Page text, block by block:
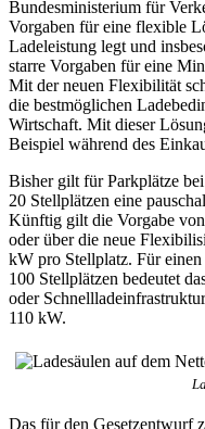
Bundesministerium für
Vorgaben für eine flexible
Ladeleistung legt und
starre Vorgaben für eine
Mit der neuen Flexibilität
die bestmöglichen
Wirtschaft. Mit dieser
Beispiel während des
Bisher gilt für Parkplätze
20 Stellplätzen eine
Künftig gilt die Vorgabe
oder über die neue
kW pro Stellplatz. Für
100 Stellplätzen bedeutet
oder
110 kW.
Das für den Gesetzentwurf